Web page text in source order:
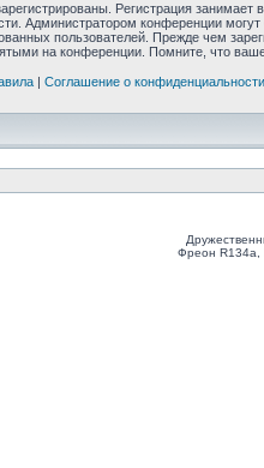
Регистрация занимает
Администратором конференции
пользователей. Прежде чем
на конференции. Помните, что
| Соглашение о конфиденциальности
Фреон R134a,